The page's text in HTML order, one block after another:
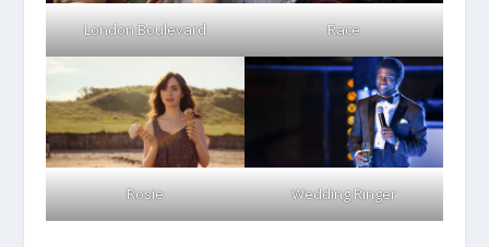
London Boulevard Race
Rosie Wedding Ringer